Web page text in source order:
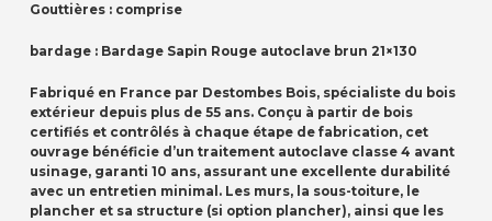
Gouttières : comprise
bardage : Bardage Sapin Rouge autoclave brun 21×130
Fabriqué en France par Destombes Bois, spécialiste du bois
extérieur depuis plus de 55 ans. Conçu à partir de bois
certifiés et contrôlés à chaque étape de fabrication, cet
ouvrage bénéficie d’un traitement autoclave classe 4 avant
usinage, garanti 10 ans, assurant une excellente durabilité
avec un entretien minimal. Les murs, la sous-toiture, le
plancher et sa structure (si option plancher), ainsi que les